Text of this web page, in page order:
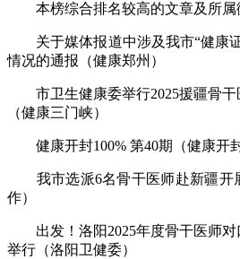
本榜综合排名较高的文章及所属
关于媒体报道中涉及我市“健康
情况的通报（健康郑州）
市卫生健康委举行2025援疆骨干
（健康三门峡）
健康开封100% 第40期（健康开封
我市选派6名骨干医师赴新疆开
作）
出发！洛阳2025年度骨干医师对
举行（洛阳卫健委）